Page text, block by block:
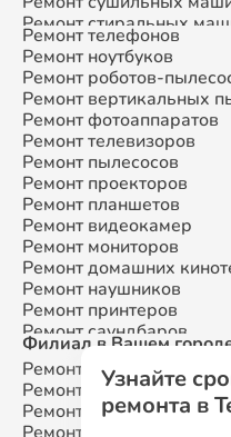
Ремонт стиральных
Ремонт микроволновых
Ремонт смарт-часов
Ремонт атс
Ремонт сплит-систем
Ремонт телефонов
Ремонт ноутбуков
Ремонт роботов-
Ремонт вертикальных
Ремонт фотоаппаратов
Ремонт телевизоров
Ремонт пылесосов
Ремонт проекторов
Ремонт планшетов
Ремонт видеокамер
Ремонт мониторов
Ремонт домашних
Ремонт наушников
Ремонт принтеров
Ремонт саундбаров
Ремонт VR систем
Ремонт сабвуферов
Ремонт посудомоечных
Филиал в Вашем
Ремонт SamsungМосква
Ремонт Samsung
Ремонт Samsung
Ремонт Samsung
Узнайте
ремонта в